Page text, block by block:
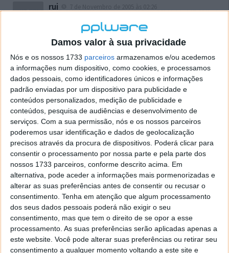
Damos valor à sua privacidade
Nós e os nossos 1733 parceiros armazenamos e/ou acedemos
a informações num dispositivo, como cookies, e processamos
dados pessoais, como identificadores únicos e informações
padrão enviadas por um dispositivo para publicidade e
conteúdos personalizados, medição de publicidade e
conteúdos, pesquisa de audiências e desenvolvimento de
serviços. Com a sua permissão, nós e os nossos parceiros
poderemos usar identificação e dados de geolocalização
precisos através da procura de dispositivos. Poderá clicar para
consentir o processamento por nossa parte e pela parte dos
nossos 1733 parceiros, conforme descrito acima. Em
alternativa, pode aceder a informações mais pormenorizadas e
alterar as suas preferências antes de consentir ou recusar o
consentimento. Tenha em atenção que algum processamento
dos seus dados pessoais poderá não exigir o seu
consentimento, mas que tem o direito de se opor a esse
processamento. As suas preferências serão aplicadas apenas a
este website. Você pode alterar suas preferências ou retirar seu
consentimento a qualquer momento voltando a este site e
rui
localizaçao referida n se encontra la nada k me permita por
o firefox como browser predefenido
Ja percorri o painel
tentei apagar o explorer na tentativa de forçar o uso do
firefox mas em vao. Kaso te lembres de outra dica fico
agradecido, caso contrario obrigado a mesma
Responder
Vítor M.
7 de Novembro de 2005 às 01:39
@Reporter
Desculpa mas o link funciona. Seja como for segue por mail
o MSn Messenger 8.
Responder
Vítor M.
@Rui
Tens de encontrar o que te falei. Faz da seguinte maneira,
janela iniciar e no topo dessa janela com o botão direito do
rato faz propriedades. Depois no separador Menu ‘Iniciar’
clica no botão ‘Personalizar’ aí encontrarás no separador